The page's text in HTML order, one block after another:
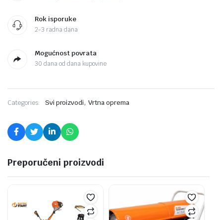
Rok isporuke
2-3 radna dana
Mogućnost povrata
30 dana od dana kupovine
Categories: Svi proizvodi,Vrtna oprema
Preporučeni proizvodi